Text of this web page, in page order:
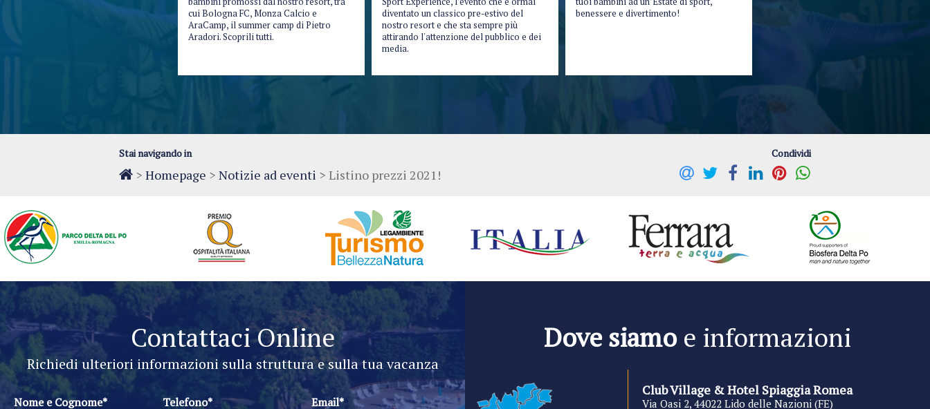
cui Bologna FC, Monza Calcio e
AraCamp, il summer camp di Pietro
Aradori. Scoprili tutti.
diventato un classico pre-estivo del
nostro resort e che sta sempre più
attirando l'attenzione del pubblico e dei
media.
benessere e divertimento!
Stai navigando in
> Homepage > Notizie ad eventi > Listino prezzi 2021!
Condividi
Contattaci Online
Richiedi ulteriori informazioni sulla struttura e sulla tua vacanza
Nome e Cognome* Telefono* Email*
Dove siamoe informazioni
Club Village & Hotel Spiaggia Romea
Via Oasi 2, 44022 Lido delle Nazioni (FE)